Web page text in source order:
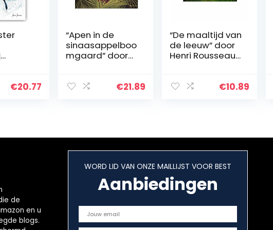
€20.77
“Apen in de
sinaasappelboo
mgaard” door
Canvasafdrukke
Moderne Keuken
Muurkunst voor
(25x30cm, niet
ingelijst)
€21.89
“De maaltijd van
de leeuw” door
Henri Rousseau
n Voor Muur
Muurkunst voor
Slaapkamer
ch, niet ingelijst)
€10.89
de
en u
blogs.
WORD LID VAN ONZE MAILLIJST VOOR BEST
Aanbiedingen